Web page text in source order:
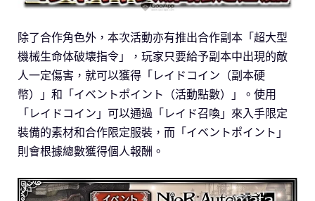
除了合作角色外，本次活動亦有推出合作副本「超大型
機械生命体破壊指令」，玩家只要給予副本中出現的敵
人一定傷害，就可以獲得「レイドコイン（副本硬
幣）」和「イベントポイント（活動點數）」。使用
「レイドコイン」可以通過「レイド召喚」來入手限定
裝備的素材和合作限定服裝，而「イベントポイント」
則會根據總數獲得個人報酬。